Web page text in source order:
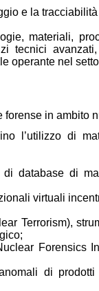
e la
materiali,
tecnici
operante nel
forense in ambito
l’utilizzo di
database di
virtuali
Terrorism),
Forensics
di